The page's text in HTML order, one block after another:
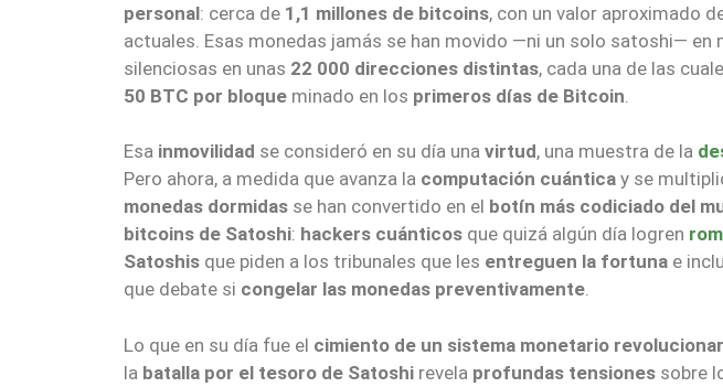
personal: cerca de 1,1 millones de bitcoins, con un valor aproximado
actuales. Esas monedas jamás se han movido —ni un solo satoshi— en
silenciosas en unas 22 000 direcciones distintas, cada una de las
50 BTC por bloque minado en los primeros días de Bitcoin
Esa inmovilidad se consideró en su día una virtud, una muestra de la
Pero ahora, a medida que avanza la computación cuántica y se
monedas dormidas se han convertido en el botín más codiciado del
bitcoins de Satoshi: hackers cuánticos que quizá algún día logren
Satoshis que piden a los tribunales que les entreguen la fortuna e
que debate si congelar las monedas preventivamente.
Lo que en su día fue el cimiento de un sistema monetario
la batalla por el tesoro de Satoshi revela profundas tensiones sobre